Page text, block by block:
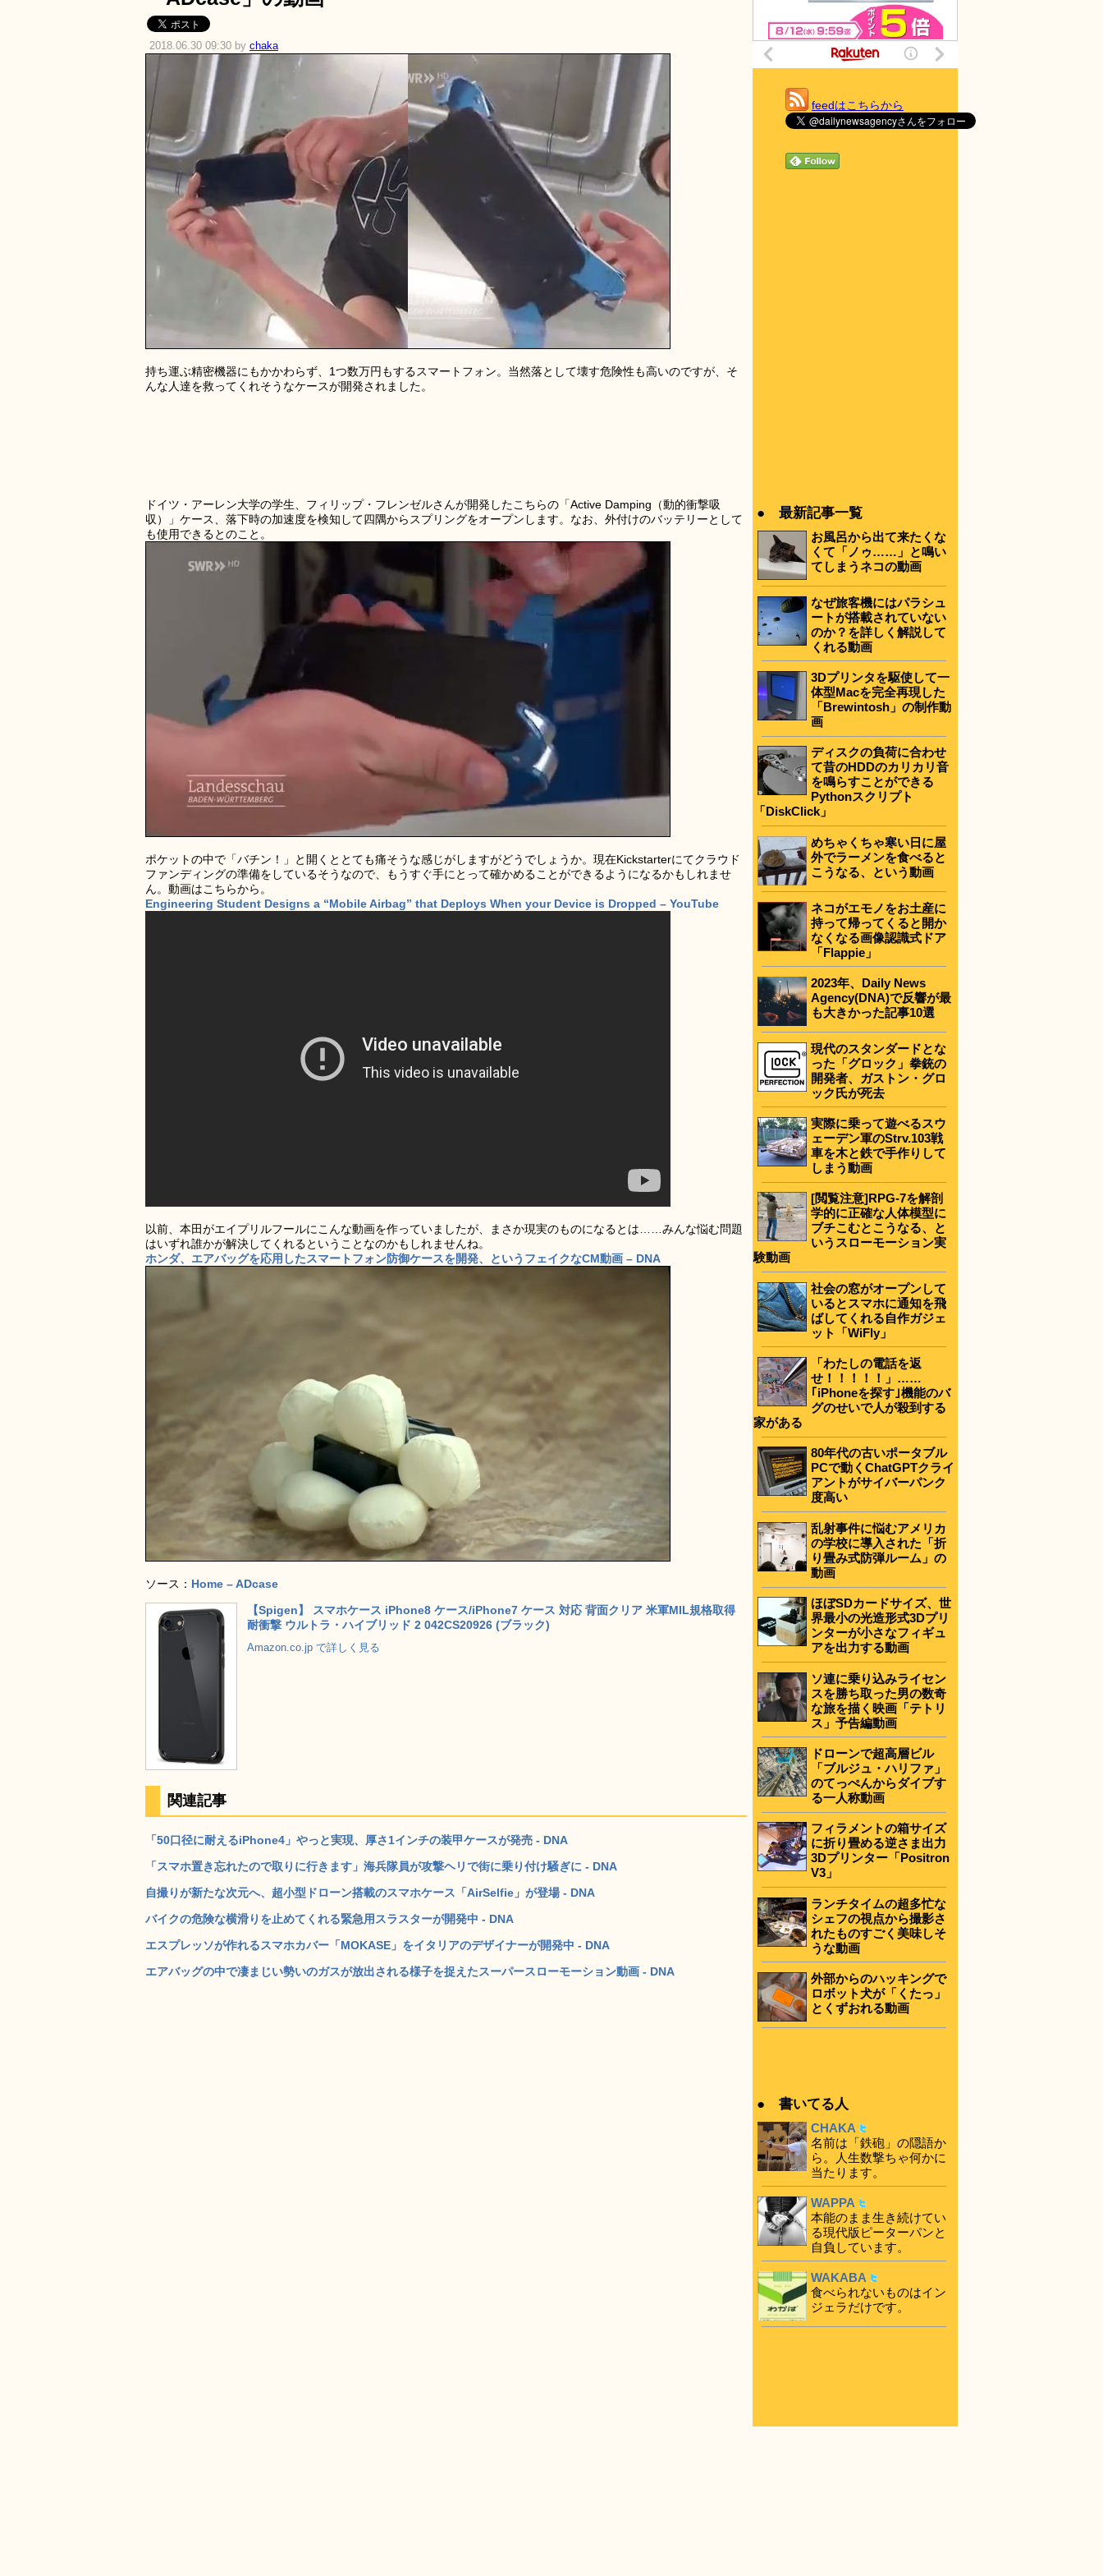
2018.06.30 09:30 by chaka
持ち運ぶ精密機器にもかかわらず、1つ数万円もするスマートフォン。当然落として壊す危険性も高いのですが、そ
んな人達を救ってくれそうなケースが開発されました。
ドイツ・アーレン大学の学生、フィリップ・フレンゼルさんが開発したこちらの「Active Damping（動的衝撃吸
収）」ケース、落下時の加速度を検知して四隅からスプリングをオープンします。なお、外付けのバッテリーとして
も使用できるとのこと。
ポケットの中で「バチン！」と開くととても痛そうな感じがしますがどうでしょうか。現在Kickstarterにてクラウド
ファンディングの準備をしているそうなので、もうすぐ手にとって確かめることができるようになるかもしれませ
ん。動画はこちらから。
Engineering Student Designs a “Mobile Airbag” that Deploys When your Device is Dropped – YouTube
以前、本田がエイプリルフールにこんな動画を作っていましたが、まさか現実のものになるとは……みんな悩む問題
はいずれ誰かが解決してくれるということなのかもしれませんね。
ホンダ、エアバッグを応用したスマートフォン防御ケースを開発、というフェイクなCM動画 – DNA
ソース： Home – ADcase
【Spigen】 スマホケース iPhone8 ケース/iPhone7 ケース 対応 背面クリア 米軍MIL規格取得
耐衝撃 ウルトラ・ハイブリッド 2 042CS20926 (ブラック)
Amazon.co.jp で詳しく見る
関連記事
「50口径に耐えるiPhone4」やっと実現、厚さ1インチの装甲ケースが発売 - DNA
「スマホ置き忘れたので取りに行きます」海兵隊員が攻撃ヘリで街に乗り付け騒ぎに - DNA
自撮りが新たな次元へ、超小型ドローン搭載のスマホケース「AirSelfie」が登場 - DNA
バイクの危険な横滑りを止めてくれる緊急用スラスターが開発中 - DNA
エスプレッソが作れるスマホカバー「MOKASE」をイタリアのデザイナーが開発中 - DNA
エアバッグの中で凄まじい勢いのガスが放出される様子を捉えたスーパースローモーション動画 - DNA
feedはこちらから
● 最新記事一覧
お風呂から出て来たくな
くて「ノゥ……」と鳴い
てしまうネコの動画
なぜ旅客機にはパラシュ
ートが搭載されていない
のか？を詳しく解説して
くれる動画
3Dプリンタを駆使して一
体型Macを完全再現した
「Brewintosh」の制作動
画
ディスクの負荷に合わせ
て昔のHDDのカリカリ音
を鳴らすことができる
Pythonスクリプト
「DiskClick」
めちゃくちゃ寒い日に屋
外でラーメンを食べると
こうなる、という動画
ネコがエモノをお土産に
持って帰ってくると開か
なくなる画像認識式ドア
「Flappie」
2023年、Daily News
Agency(DNA)で反響が最
も大きかった記事10選
現代のスタンダードとな
った「グロック」拳銃の
開発者、ガストン・グロ
ック氏が死去
実際に乗って遊べるスウ
ェーデン軍のStrv.103戦
車を木と鉄で手作りして
しまう動画
[閲覧注意]RPG-7を解剖
学的に正確な人体模型に
ブチこむとこうなる、と
いうスローモーション実
験動画
社会の窓がオープンして
いるとスマホに通知を飛
ばしてくれる自作ガジェ
ット「WiFly」
「わたしの電話を返
せ！！！！！」……
｢iPhoneを探す｣機能のバ
グのせいで人が殺到する
家がある
80年代の古いポータブル
PCで動くChatGPTクライ
アントがサイバーパンク
度高い
乱射事件に悩むアメリカ
の学校に導入された「折
り畳み式防弾ルーム」の
動画
ほぼSDカードサイズ、世
界最小の光造形式3Dプリ
ンターが小さなフィギュ
アを出力する動画
ソ連に乗り込みライセン
スを勝ち取った男の数奇
な旅を描く映画「テトリ
ス」予告編動画
ドローンで超高層ビル
「ブルジュ・ハリファ」
のてっぺんからダイブす
る一人称動画
フィラメントの箱サイズ
に折り畳める逆さま出力
3Dプリンター「Positron
V3」
ランチタイムの超多忙な
シェフの視点から撮影さ
れたものすごく美味しそ
うな動画
外部からのハッキングで
ロボット犬が「くたっ」
とくずおれる動画
● 書いてる人
CHAKA
名前は「鉄砲」の隠語か
ら。人生数撃ちゃ何かに
当たります。
WAPPA
本能のまま生き続けてい
る現代版ピーターパンと
自負しています。
WAKABA
食べられないものはイン
ジェラだけです。